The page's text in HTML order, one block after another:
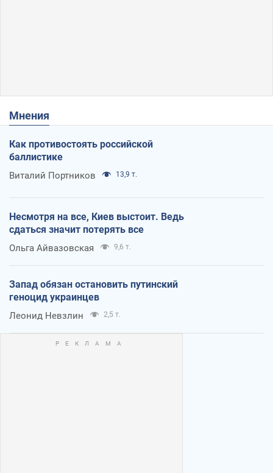
Мнения
Как противостоять российской
баллистике
Виталий Портников 13,9 т.
Несмотря на все, Киев выстоит. Ведь
сдаться значит потерять все
Ольга Айвазовская 9,6 т.
Запад обязан остановить путинский
геноцид украинцев
Леонид Невзлин 2,5 т.